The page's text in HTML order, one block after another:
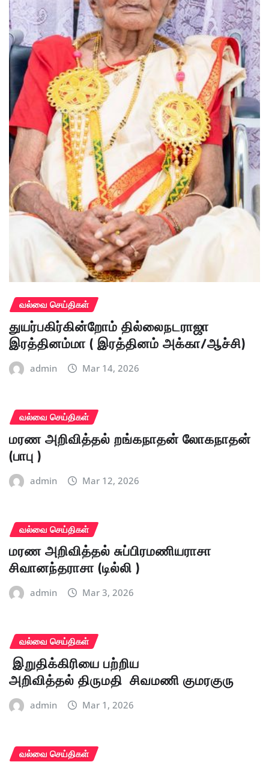
வல்வை செய்திகள்
துயர்பகிர்கின்றோம் தில்லைநடராஜா
இரத்தினம்மா ( இரத்தினம் அக்கா/ஆச்சி)
admin Mar 14, 2026
வல்வை செய்திகள்
மரண அறிவித்தல் றங்கநாதன் லோகநாதன்
(பாபு )
admin Mar 12, 2026
வல்வை செய்திகள்
மரண அறிவித்தல் சுப்பிரமணியராசா
சிவானந்தராசா (டில்லி )
admin Mar 3, 2026
வல்வை செய்திகள்
இறுதிக்கிரியை பற்றிய
அறிவித்தல் திருமதி சிவமணி குமரகுரு
admin Mar 1, 2026
வல்வை செய்திகள்